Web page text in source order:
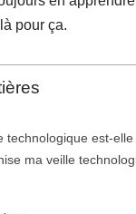
pour ça.
technologique est-
ma veille